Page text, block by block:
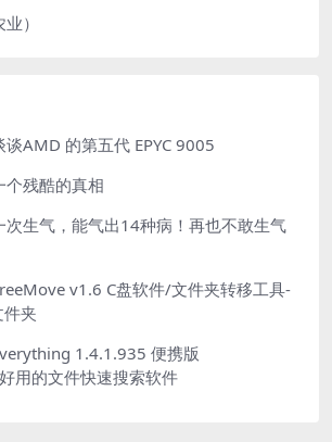
）
谈AMD 的第五代 EPYC 9005
个残酷的真相
次生气，能气出14种病！再也不敢生气
v1.6 C盘软件/文件夹转移工具-
夹
1.4.1.935 便携版
用的文件快速搜索软件